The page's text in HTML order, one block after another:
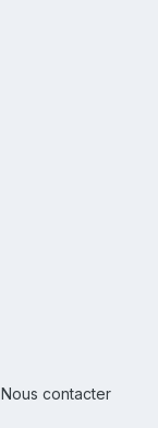
Nous contacter